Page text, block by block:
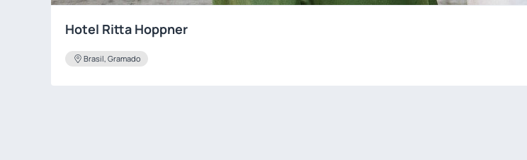
Hotel Ritta Hoppner
Brasil, Gramado